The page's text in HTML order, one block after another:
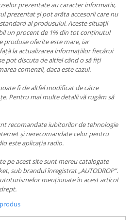
prezentate au caracter informativ,
prezentat și pot arăta accesorii care nu
al produsului. Aceste situații
un procent de 1% din tot conținutul
produse oferite este mare, iar
la actualizarea informațiilor fiecărui
pot discuta de altfel când o să fiți
comenzii, daca este cazul.
fi de altfel modificat de către
Pentru mai multe detalii vă rugăm să
recomandate iubitorilor de tehnologie
și nerecomandate celor pentru
este aplicația radio.
pe acest site sunt mereu catalogate
sub brandul înregistrat „AUTODROP”.
menționate în acest articol